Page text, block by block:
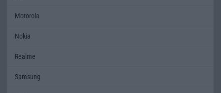
Motorola
Nokia
Realme
Samsung